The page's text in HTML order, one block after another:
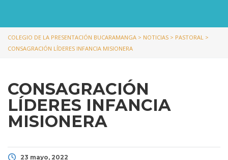
COLEGIO DE LA PRESENTACIÓN BUCARAMANGA > NOTICIAS > PASTORAL >
CONSAGRACIÓN LÍDERES INFANCIA MISIONERA
CONSAGRACIÓN
LÍDERES INFANCIA
MISIONERA
23 mayo, 2022